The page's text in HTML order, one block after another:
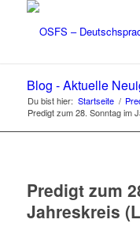
Blog - Aktuelle
Du bist hier: Startseite /
Predigt zum 28. Sonntag im
Predigt zum
Jahreskreis